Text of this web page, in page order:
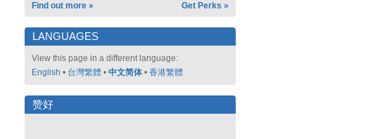
Find out more »
Get Perks »
LANGUAGES
View this page in a different language:
English • 台灣繁體 • 中文简体 • 香港繁體
赞好